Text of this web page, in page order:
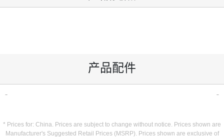
产品配件
* Prices for: China. Prices are subject to change without notice. Prices shown are
Manufacturer's Suggested Retail Prices (MSRP). Prices shown are exclusive of